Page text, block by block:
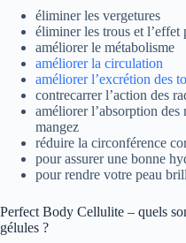
éliminer les vergetures
éliminer les trous et l’effet
améliorer le métabolisme
améliorer la circulation
améliorer l’excrétion des
contrecarrer l’action des
améliorer l’absorption
mangez
réduire la circonférence
pour assurer une bonne
pour rendre votre peau
Perfect Body Cellulite – quels
gélules ?